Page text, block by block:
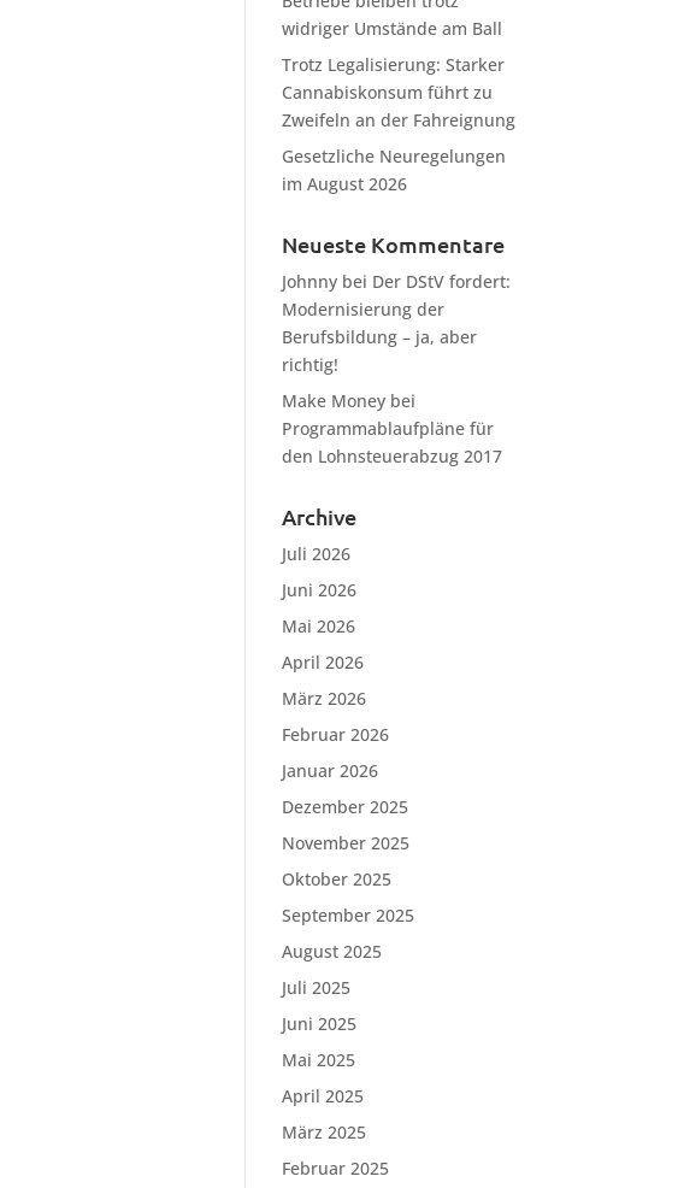
widriger Umstände am Ball
Trotz Legalisierung: Starker
Cannabiskonsum führt zu
Zweifeln an der Fahreignung
Gesetzliche Neuregelungen
im August 2026
Neueste Kommentare
Johnny bei Der DStV fordert:
Modernisierung der
Berufsbildung – ja, aber
richtig!
Make Money bei
Programmablaufpläne für
den Lohnsteuerabzug 2017
Archive
Juli 2026
Juni 2026
Mai 2026
April 2026
März 2026
Februar 2026
Januar 2026
Dezember 2025
November 2025
Oktober 2025
September 2025
August 2025
Juli 2025
Juni 2025
Mai 2025
April 2025
März 2025
Februar 2025